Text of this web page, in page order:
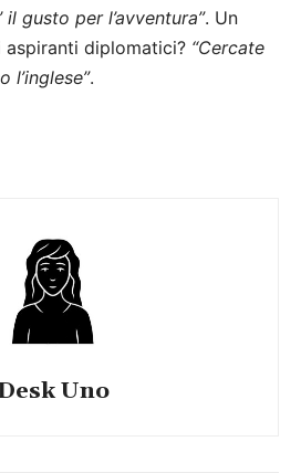
il gusto per l’avventura”. Un
diplomatici? “Cercate
l’inglese”.
Uno